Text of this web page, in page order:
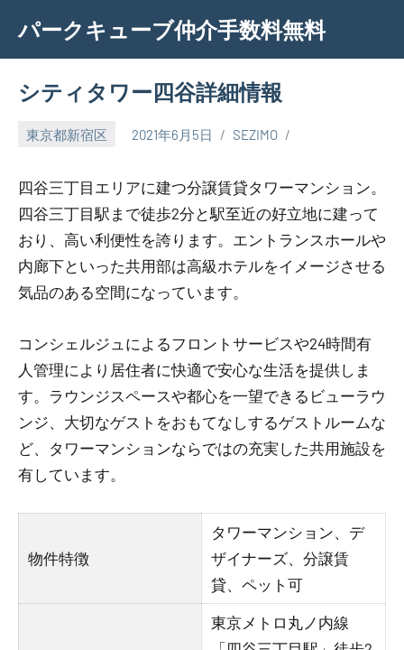
content
パークキューブ仲介手数料無料
シティタワー四谷詳細情報
東京都新宿区 2021年6月5日 SEZIMO
四谷三丁目エリアに建つ分譲賃貸タワーマンション。
四谷三丁目駅まで徒歩2分と駅至近の好立地に建って
おり、高い利便性を誇ります。エントランスホールや
内廊下といった共用部は高級ホテルをイメージさせる
気品のある空間になっています。
コンシェルジュによるフロントサービスや24時間有
人管理により居住者に快適で安心な生活を提供しま
す。ラウンジスペースや都心を一望できるビューラウ
ンジ、大切なゲストをおもてなしするゲストルームな
ど、タワーマンションならではの充実した共用施設を
有しています。
物件特徴
タワーマンション、デ
ザイナーズ、分譲賃
貸、ペット可
東京メトロ丸ノ内線